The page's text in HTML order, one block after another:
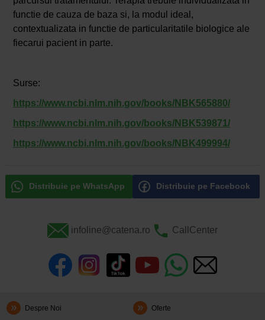
functie de cauza de baza si, la modul ideal,
contextualizata in functie de particularitatile biologice ale
fiecarui pacient in parte.
Surse:
https://www.ncbi.nlm.nih.gov/books/NBK565880/
https://www.ncbi.nlm.nih.gov/books/NBK539871/
https://www.ncbi.nlm.nih.gov/books/NBK499994/
Distribuie pe WhatsApp Distribuie pe Facebook
infoline@catena.ro CallCenter
Despre Noi Oferte